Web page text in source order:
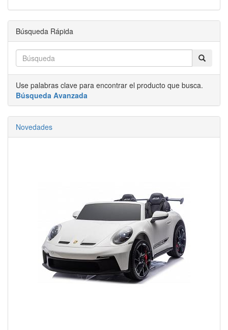
Búsqueda Rápida
Use palabras clave para encontrar el producto que busca.
Búsqueda Avanzada
Novedades